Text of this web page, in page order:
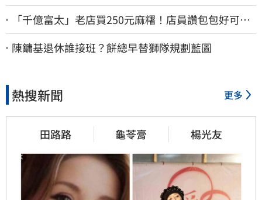
「千億富太」老店買250元麻糬！店員讚包包好可
愛 笑回：我自己做的
陳鏞基退休誰接班？餅總早替獅隊規劃藍圖
熱搜新聞 更多
田路路 龜苓膏 楊光友